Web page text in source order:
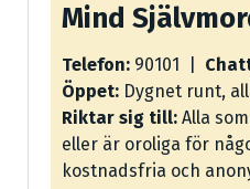
Mind
Telefon: 90101 |
Öppet: Dygnet runt,
Riktar sig till: Alla
eller är oroliga för
kostnadsfria och